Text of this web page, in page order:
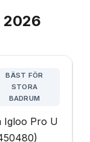
2026
BÄST FÖR
STORA
BADRUM